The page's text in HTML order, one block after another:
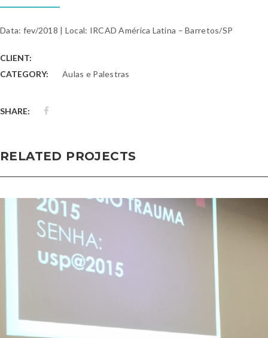
Data: fev/2018 | Local: IRCAD América Latina – Barretos/SP
CLIENT:
CATEGORY:
Aulas e Palestras
SHARE:
RELATED PROJECTS